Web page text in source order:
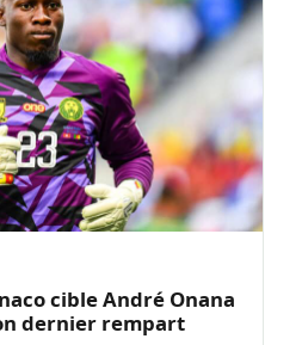
cible André Onana
dernier rempart